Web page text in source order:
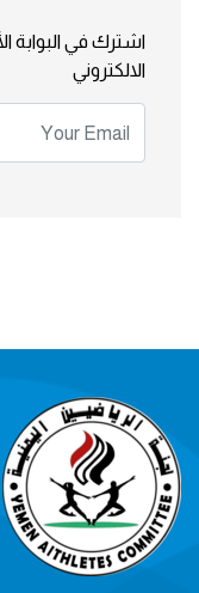
اشترك في البوابة
الالكتروني